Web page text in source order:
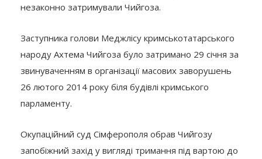
незаконно затримували Чийгоза.
Заступника голови Меджлісу кримськотатарського
народу Ахтема Чийгоза було затримано 29 січня за
звинуваченням в організації масових заворушень
26 лютого 2014 року біля будівлі кримського
парламенту.
Окупаційний суд Сімферополя обрав Чийгозу
запобіжний захід у вигляді тримання під вартою до